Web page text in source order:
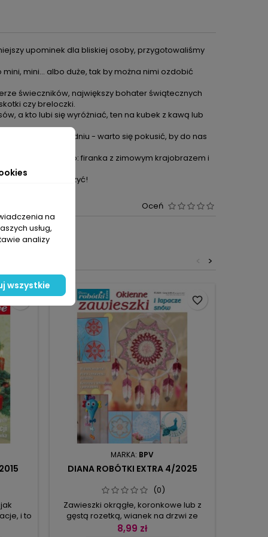
upominek dla bliskiej osoby, przygotowaliśmy
mini… albo duże, tak by można nimi ozdobić
świeczników, największy bohater świątecznych
czy breloczki.
a kto lubi się wyróżniać, ten na kubek z kawą lub
widok w grudniu - warto się pokusić, by do nas
na okno: firanka z zimowym krajobrazem i
trzeba zdążyć!
Oceń
>
<
i to
MARKA: BPV
DIANA ROBÓTKI EXTRA 4/2025
(0)
Zawieszki okrągłe, koronkowe lub z
gęstą rozetką, wianek na drzwi ze
ślimaczkami, motylami i kwiatami,
8,99 zł
favorite_border
na
usług,
analizy
wszystkie